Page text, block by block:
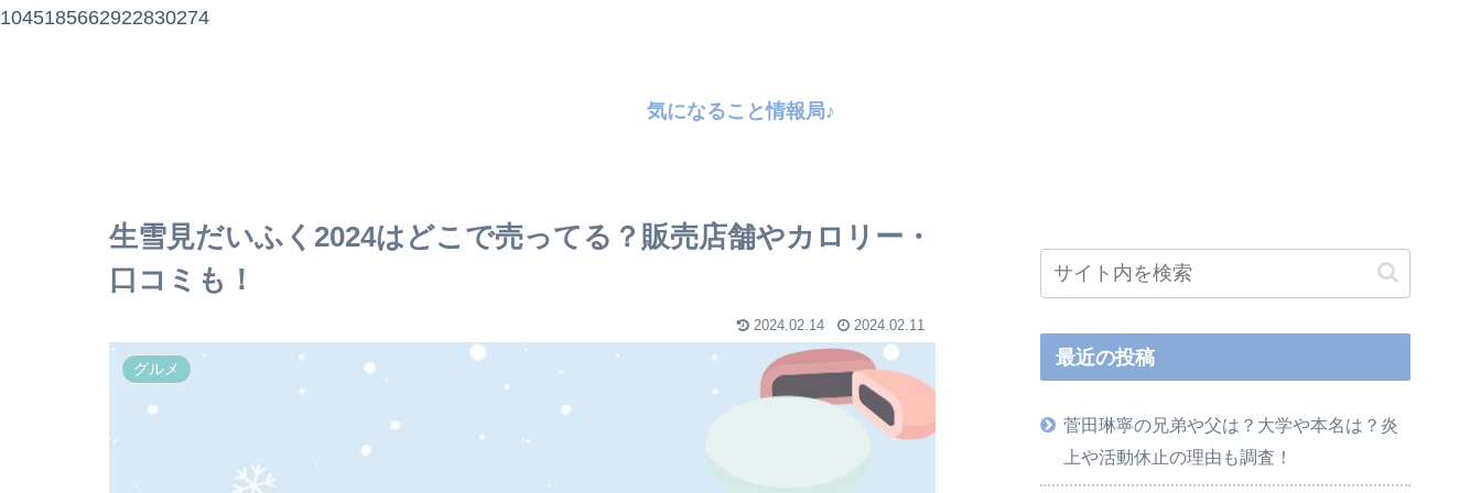
1045185662922830274
気になること情報局♪
生雪見だいふく2024はどこで売ってる？販売店舗やカロリー・
口コミも！
2024.02.14 2024.02.11
グルメ
最近の投稿
菅田琳寧の兄弟や父は？大学や本名は？炎
上や活動休止の理由も調査！